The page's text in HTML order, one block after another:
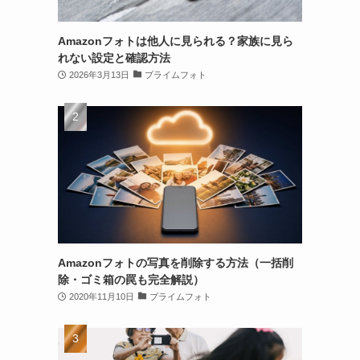
Amazonフォトは他人に見られる？家族に見ら
れない設定と確認方法
2026年3月13日 プライムフォト
Amazonフォトの写真を削除する方法（一括削
除・ゴミ箱の罠も完全解説）
2020年11月10日 プライムフォト